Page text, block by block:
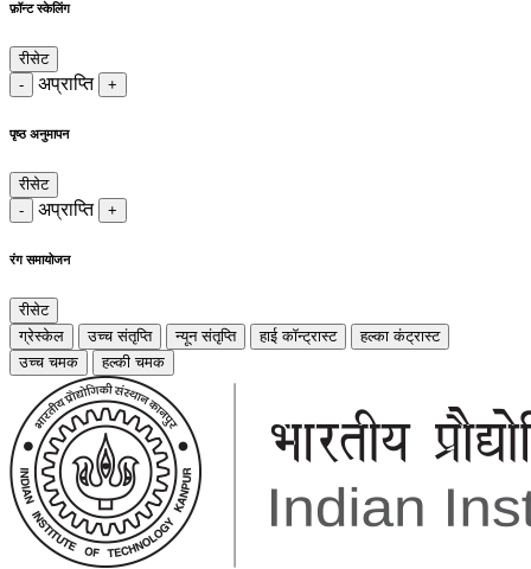
फ़ॉन्ट स्केलिंग
रीसेट
-
अप्राप्ति +
पृष्ठ अनुमापन
रीसेट
-
अप्राप्ति +
रंग समायोजन
रीसेट
ग्रेस्केल
उच्च संतृप्ति न्यून संतृप्ति हाई कॉन्ट्रास्ट
हल्का कंट्रास्ट
उच्च चमक
हल्की चमक